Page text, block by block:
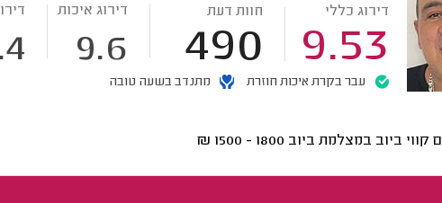
דירוג כללי
9.53
חוות דעת
490
דירוג איכות
9.6
עבר בקרת איכות חוזרת מתנדב בשעה טובה
קווי ביוב במצלמת ביוב 1800 - 1500
₪